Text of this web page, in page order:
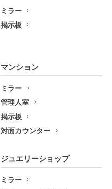
ミラー
掲示板
マンション
ミラー
管理人室
掲示板
対面カウンター
ジュエリーショップ
ミラー